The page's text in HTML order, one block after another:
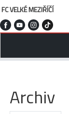
FC VELKÉ MEZIŘÍČÍ
Archiv